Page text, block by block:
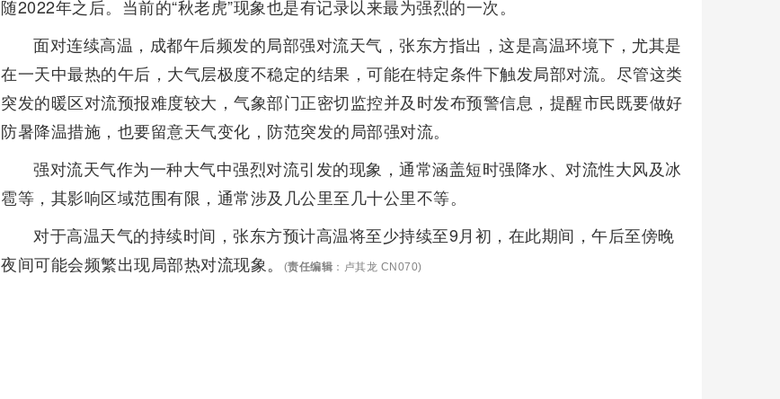
随2022年之后。当前的“秋老虎”现象也是有记录以来最为强烈的一次。
面对连续高温，成都午后频发的局部强对流天气，张东方指出，这是高温环境下，尤其是
在一天中最热的午后，大气层极度不稳定的结果，可能在特定条件下触发局部对流。尽管这类
突发的暖区对流预报难度较大，气象部门正密切监控并及时发布预警信息，提醒市民既要做好
防暑降温措施，也要留意天气变化，防范突发的局部强对流。
强对流天气作为一种大气中强烈对流引发的现象，通常涵盖短时强降水、对流性大风及冰
雹等，其影响区域范围有限，通常涉及几公里至几十公里不等。
对于高温天气的持续时间，张东方预计高温将至少持续至9月初，在此期间，午后至傍晚
夜间可能会频繁出现局部热对流现象。
(责任编辑 ：卢其龙 CN070)